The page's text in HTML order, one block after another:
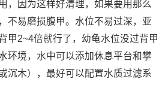
，因为这样好清理，如果要用那么
不易磨损腹甲。水位不易过深，亚
甲2~4倍就行了，幼龟水位没过背甲
环境，水中可以添加休息平台和攀
沉木），最好可以配置水质过滤系